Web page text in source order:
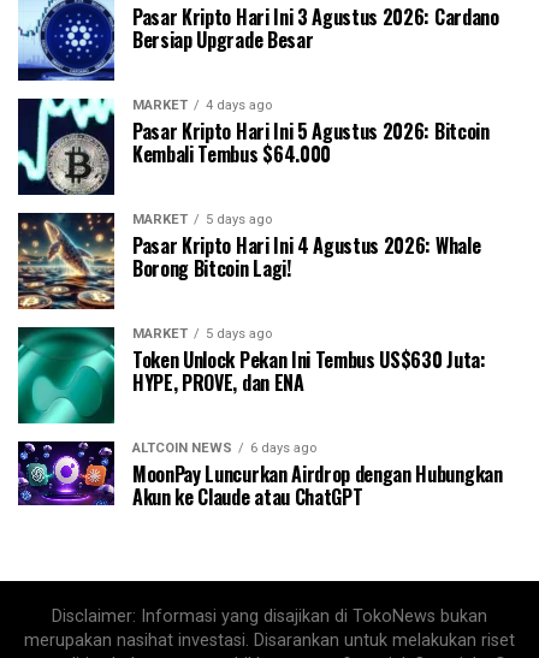
Pasar Kripto Hari Ini 3 Agustus 2026: Cardano
Bersiap Upgrade Besar
MARKET 4 days ago
Pasar Kripto Hari Ini 5 Agustus 2026: Bitcoin
Kembali Tembus $64.000
MARKET 5 days ago
Pasar Kripto Hari Ini 4 Agustus 2026: Whale
Borong Bitcoin Lagi!
MARKET 5 days ago
Token Unlock Pekan Ini Tembus US$630 Juta:
HYPE, PROVE, dan ENA
ALTCOIN NEWS 6 days ago
MoonPay Luncurkan Airdrop dengan Hubungkan
Akun ke Claude atau ChatGPT
Disclaimer: Informasi yang disajikan di TokoNews bukan
merupakan nasihat investasi. Disarankan untuk melakukan riset